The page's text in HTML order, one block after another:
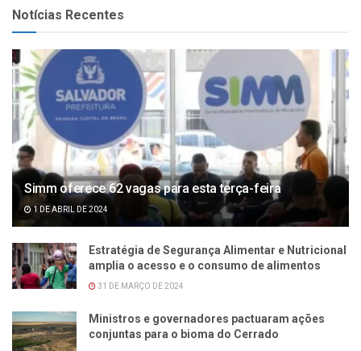
Notícias Recentes
Simm oferece 62 vagas para esta terça-feira
1 DE ABRIL DE 2024
Estratégia de Segurança Alimentar e Nutricional
amplia o acesso e o consumo de alimentos
31 DE MARÇO DE 2024
Ministros e governadores pactuaram ações
conjuntas para o bioma do Cerrado